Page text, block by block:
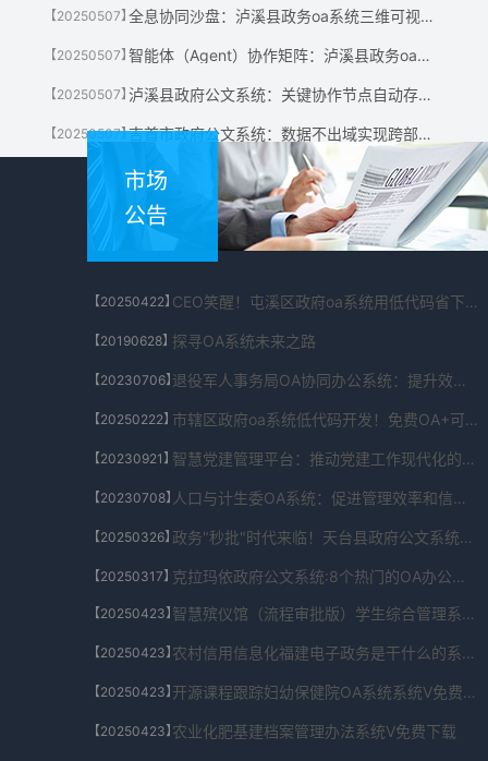
【20250507】 全息协同沙盘：泸溪县政务oa系统三维可视化映射项目进展，风险预警提前30天
【20250507】 智能体（Agent）协作矩阵：泸溪县政务oa系统+AI助手自主协调跨部门资源调度
【20250507】 泸溪县政府公文系统：关键协作节点自动存证，权责追溯精确到毫秒
【20250507】 吉首市政府公文系统：数据不出域实现跨部门智能分析，共享效率提升80%
市场
公告
【20250422】 CEO笑醒！屯溪区政府oa系统用低代码省下的200万发了年终奖
【20190628】探寻OA系统未来之路
【20230706】 退役军人事务局OA协同办公系统：提升效率、优化管理的利器
【20250222】 市辖区政府oa系统低代码开发！免费OA+可视化搭建工具包
【20230921】 智慧党建管理平台：推动党建工作现代化的利器
【20230708】 人口与计生委OA系统：促进管理效率和信息化发展的重要工具
【20250326】 政务"秒批"时代来临！天台县政府公文系统这些业务竟能1分钟办结
【20250317】 克拉玛依政府公文系统:8个热门的OA办公系统和平台推荐
【20250423】 智慧殡仪馆（流程审批版）学生综合管理系统系统V免费下载
【20250423】 农村信用信息化福建电子政务是干什么的系统V免费下载
【20250423】 开源课程跟踪妇幼保健院OA系统系统V免费下载
【20250423】农业化肥基建档案管理办法系统V免费下载